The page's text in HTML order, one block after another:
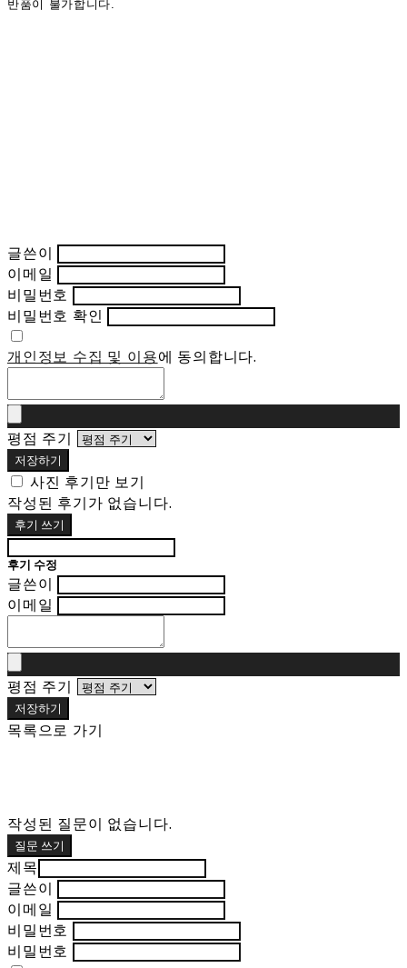
반품이 불가합니다.
글쓴이
이메일
비밀번호
비밀번호 확인
개인정보 수집 및 이용에 동의합니다.
평점 주기
저장하기
사진 후기만 보기
작성된 후기가 없습니다.
후기 쓰기
후기 수정
글쓴이
이메일
평점 주기
저장하기
목록으로 가기
작성된 질문이 없습니다.
질문 쓰기
제목
글쓴이
이메일
비밀번호
비밀번호